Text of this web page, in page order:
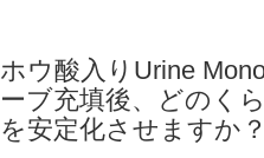
ホウ酸入りUrine
ーブ充填後、どのく
を安定化させますか？